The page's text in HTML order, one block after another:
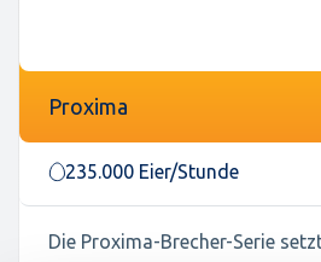
Proxima
235.000 Eier/Stunde
Die Proxima-Brecher-Serie